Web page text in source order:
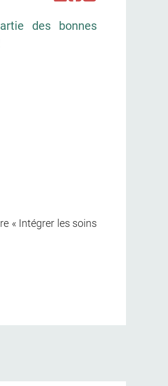
des bonnes
« Intégrer les soins